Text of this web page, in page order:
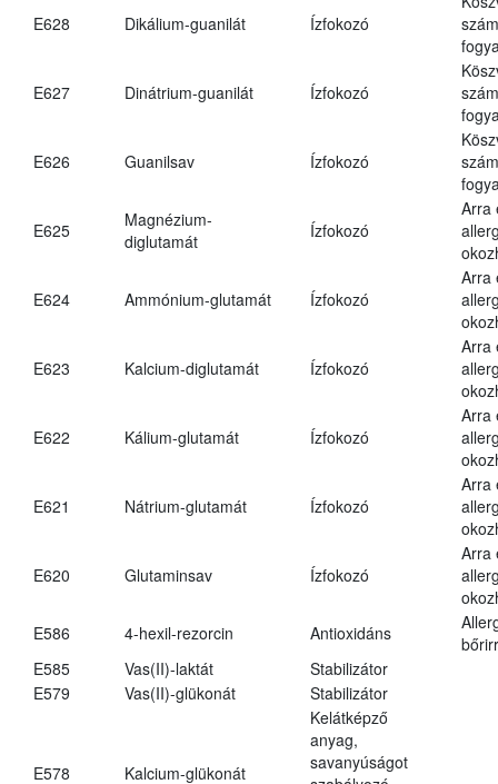
E628 Dikálium-guanilát Ízfokozó
E627 Dinátrium-guanilát Ízfokozó
E626 Guanilsav Ízfokozó
E625
Magnézium-
diglutamát
Ízfokozó
Arra
E624 Ammónium-glutamát Ízfokozó
Arra
E623 Kalcium-diglutamát Ízfokozó
Arra
E622 Kálium-glutamát Ízfokozó
Arra
E621 Nátrium-glutamát Ízfokozó
Arra
E620 Glutaminsav Ízfokozó
Arra
E586
4-hexil-rezorcin Antioxidáns
E585
Vas(II)-laktát
Stabilizátor
E579
Vas(II)-glükonát Stabilizátor
E578 Kalcium-glükonát
Kelátképző
anyag,
savanyúságot